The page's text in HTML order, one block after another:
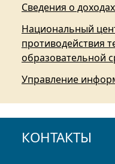
Сведения о
Национальный
противодействия
образовательной
Управление
КОНТАКТЫ